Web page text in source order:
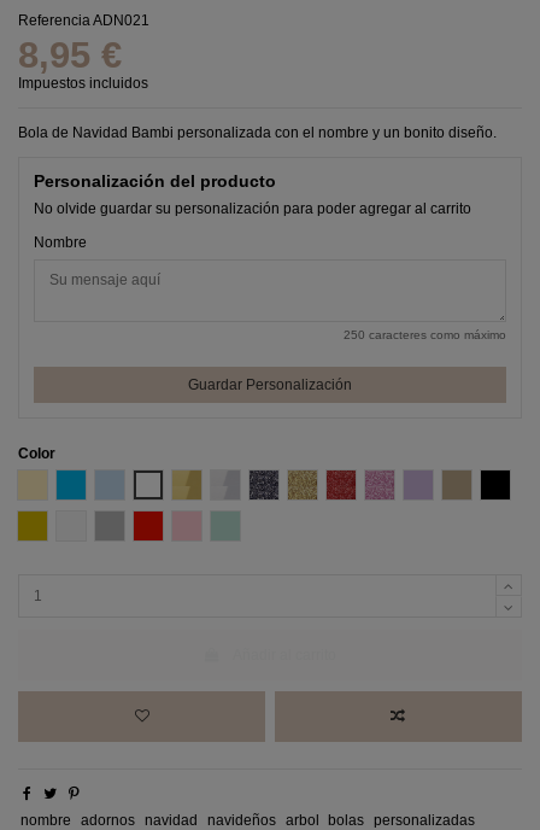
ReferenciaADN021
8,95 €
Impuestos incluidos
Bola de Navidad Bambi personalizada con el nombre y un bonito diseño.
Personalización del producto
No olvide guardar su personalización para poder agregar al carrito
Nombre
250 caracteres como máximo
Guardar Personalización
Color
Efecto espejo Oro
Efecto espejo Plata
Glitter negro
Glitter OroGlitter RojoGlitter Rosa
nombre adornos navidad navideños arbol bolas personalizadas